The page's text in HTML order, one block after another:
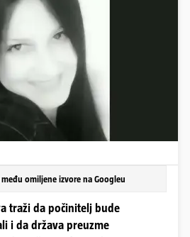
omiljene izvore na Googleu
traži da počinitelj bude
i da država preuzme